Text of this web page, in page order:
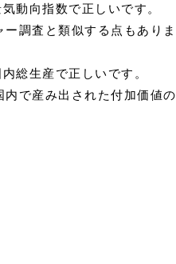
動向指数で正しいです。
調査と類似する点もあり
総生産で正しいです。
で産み出された付加価値